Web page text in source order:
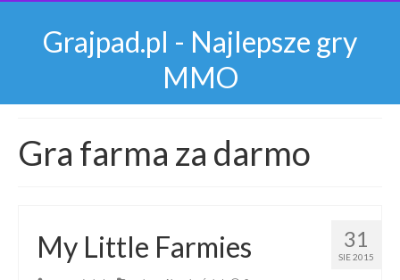
Grajpad.pl - Najlepsze gry
MMO
Gra farma za darmo
31
SIE 2015
My Little Farmies